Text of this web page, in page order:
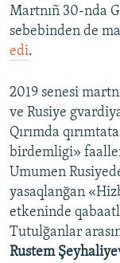
Martnıñ 30-nda
sebebinden de
edi.
2019 senesi
ve Rusiye
Qırımda
birdemligi»
Umumen
yasaqlanğan
etkeninde
Tutulğanlar
Rustem